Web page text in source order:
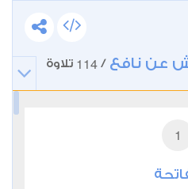
عن نافع /
114 تلاوة
1